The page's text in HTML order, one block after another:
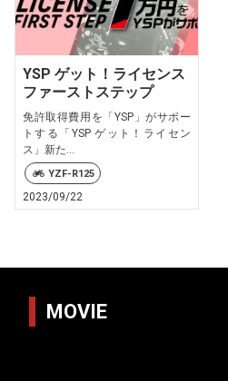
YSP ゲット！ライセンス
ファーストステップ
免許取得費用を「YSP」がサポー
トする「YSP ゲット！ライセン
ス」新た...
YZF-R125
2023/09/22
MOVIE